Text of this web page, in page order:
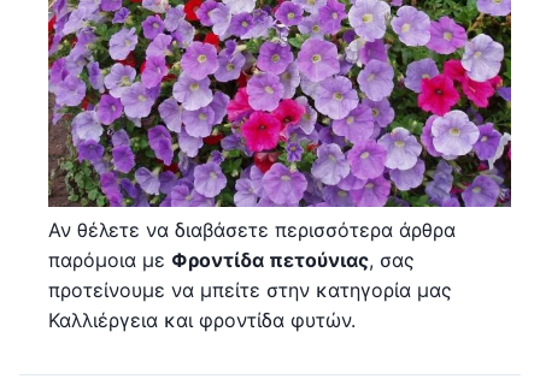
Αν θέλετε να διαβάσετε περισσότερα άρθρα
παρόμοια με Φροντίδα πετούνιας, σας
προτείνουμε να μπείτε στην κατηγορία μας
Καλλιέργεια και φροντίδα φυτών.